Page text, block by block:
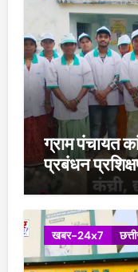
ग्राम पंचायत
प्रबंधन
खबर-24x7